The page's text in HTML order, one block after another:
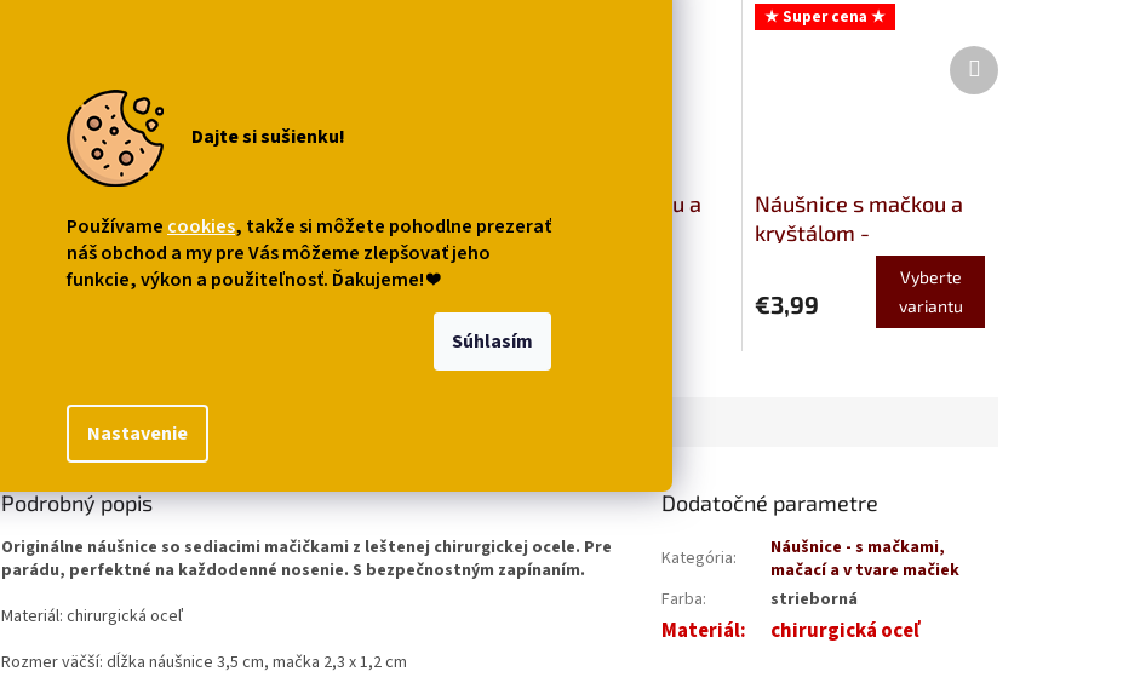
Dajte si sušienku!
Používame cookies, takže si môžete pohodlne prezerať
náš obchod a my pre Vás môžeme zlepšovať jeho
funkcie, výkon a použiteľnosť. Ďakujeme!❤
Nastavenie
Súhlasím
chirurgická oceľ a
opálové sklo
mačkou - chirurgická
oceľ
€6,49
Prívesok s mačkou a
srdiečkom -
Do košíka
★ Super cena ★
Náušnice s mačkou a
kryštálom -
chirurgická oceľ
€3,99
Vyberte
variantu
Ďalší
produkt
Podobné (8)
Podrobný popis
Originálne náušnice so sediacimi mačičkami z leštenej chirurgickej ocele. Pre
parádu, perfektné na každodenné nosenie. S bezpečnostným zapínaním.
Materiál: chirurgická oceľ
Rozmer väčší: dĺžka náušnice 3,5 cm, mačka 2,3 x 1,2 cm
Dodatočné parametre
Kategória:
Náušnice - s mačkami,
mačací a v tvare mačiek
Farba: strieborná
Materiál: chirurgická oceľ